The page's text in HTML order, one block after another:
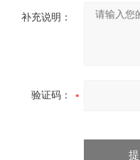
补充说明：
验证码：